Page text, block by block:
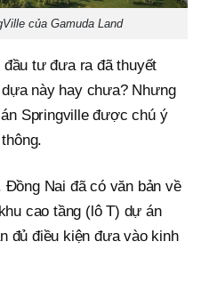
của Gamuda Land
tư đưa ra đã thuyết
này hay chưa? Nhưng
Springville được chú ý
Nai đã có văn bản về
cao tầng (lô T) dự án
đủ điều kiện đưa vào kinh